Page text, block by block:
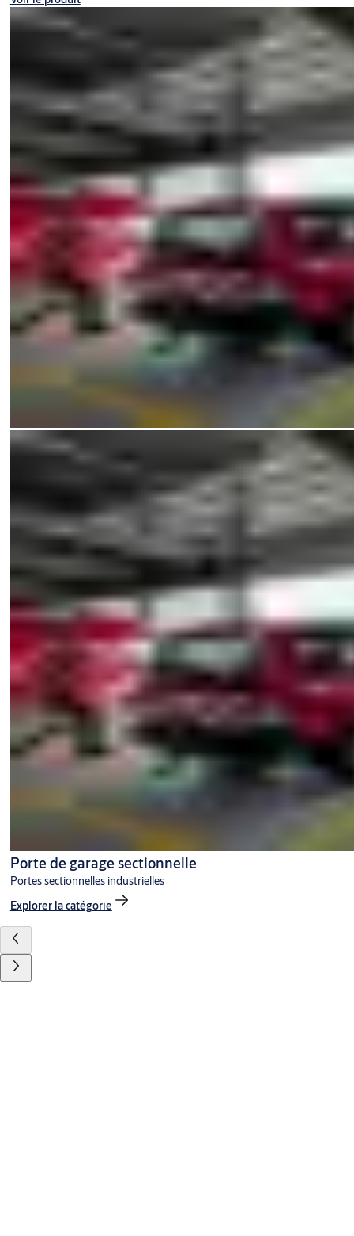
Porte de garage sectionnelle
Portes sectionnelles industrielles
Explorer la catégorie